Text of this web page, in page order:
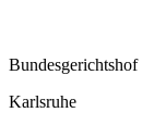
Bundesgerichtshof
Karlsruhe